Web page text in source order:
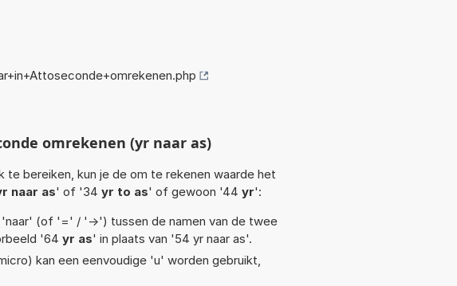
omrekenen (yr naar as)
bereiken, kun je de om te rekenen waarde het
naar as' of '34 yr to as' of gewoon '44 yr':
(of '=' / '->') tussen de namen van de twee
'64 yr as' in plaats van '54 yr naar as'.
kan een eenvoudige 'u' worden gebruikt,